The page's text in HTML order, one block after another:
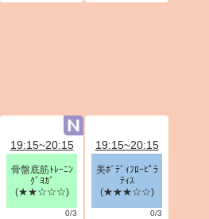
19:15~20:15
骨盤底筋ﾄﾚｰﾆﾝ
ｸﾞﾖｶﾞ
(★★☆☆☆)
0/3
19:15~20:15
美ﾎﾞﾃﾞｨﾌﾛｰﾋﾟﾗ
ﾃｨｽ
(★★★☆☆)
0/3